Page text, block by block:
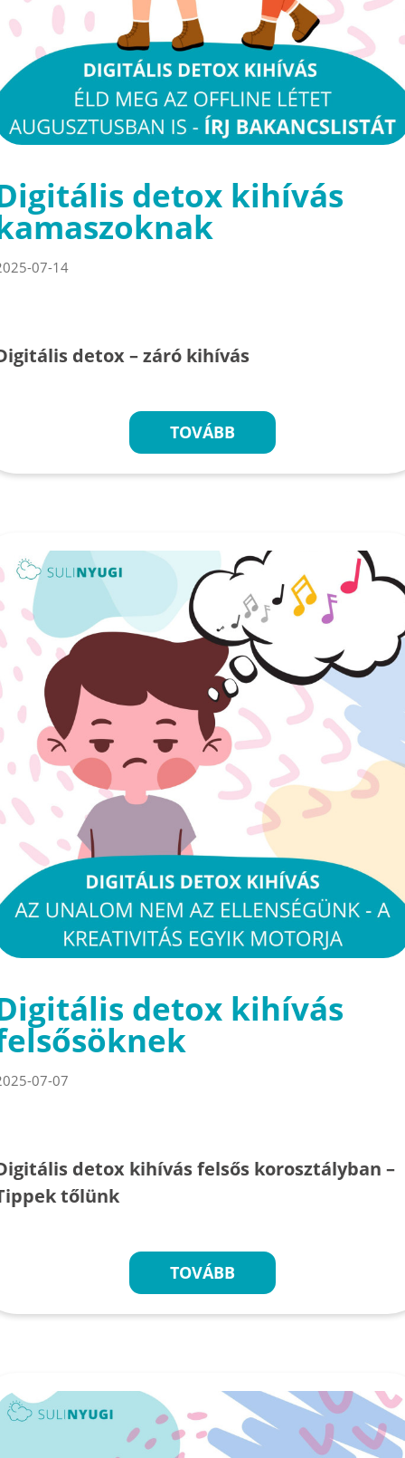
detox kihívás
07-14
detox – záró kihívás
TOVÁBB
detox kihívás
07-07
detox kihívás felsős korosztályban –
tőlünk
TOVÁBB